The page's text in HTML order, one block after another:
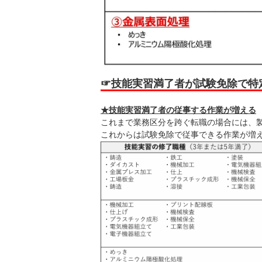
☞技能実習満了者が試験免除で特
★技能実習満了者の従事する作業が増える
これまで業務区分を跨ぐ転職の場合には
これからは試験免除で従事できる作業が増